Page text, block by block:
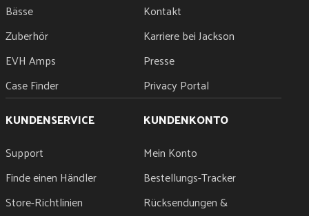
Bässe
Zuberhör
EVH Amps
Case Finder
Kontakt
Karriere bei Jackson
Presse
Privacy Portal
KUNDENSERVICE
Support
Finde einen Händler
Store-Richtlinien
KUNDENKONTO
Mein Konto
Bestellungs-Tracker
Rücksendungen &